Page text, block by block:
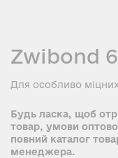
Zwibond
Для особливо
Будь ласка, щоб
товар, умови
повний каталог
менеджера.